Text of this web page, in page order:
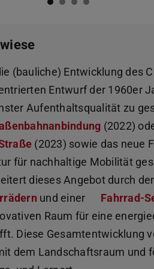
(bauliche) Entwicklung des
Entwurf der 1960er
Aufenthaltsqualität zu
(2022)
(2023) sowie das neue
für nachhaltige Mobilität
in neuem Tab geöffnet)
dieses Angebot durch
(wird in neuem Tab
und einer Fahrrad-
Raum für eine
Diese Gesamtentwicklung
dem Landschaftsraum und